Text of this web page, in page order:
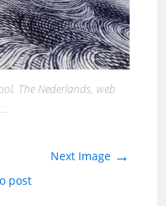
The Nederlands, web
Next Image →
post